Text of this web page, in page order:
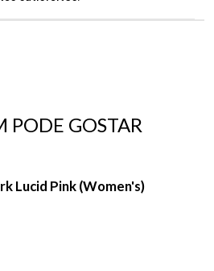
PODE GOSTAR
Lucid Pink (Women's)